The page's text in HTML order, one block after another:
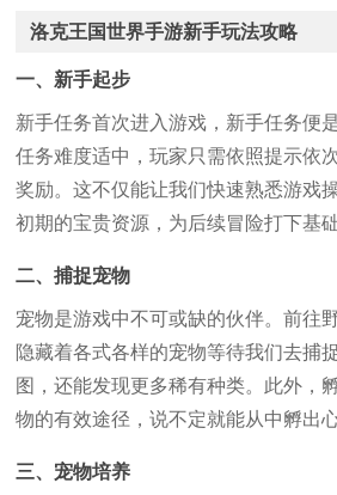
洛克王国世界手游新手玩法攻略
一、新手起步
新手任务首次进入游戏，新手任务便
任务难度适中，玩家只需依照提示依
奖励。这不仅能让我们快速熟悉游戏
初期的宝贵资源，为后续冒险打下基础
二、捕捉宠物
宠物是游戏中不可或缺的伙伴‍。前往
隐藏着各式各样的宠物等待我们去捕
图，还能发现更多稀有种类。此外，
物的有效途径，说不定就能从中孵出
三、宠物培养